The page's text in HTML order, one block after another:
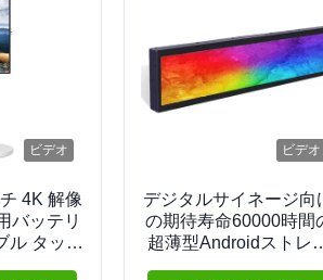
ビデオ
4K 解像
バッテリ
ル タッチ
ビデオ
デジタルサイネージ向
の期待寿命60000時間
超薄型Androidストレ